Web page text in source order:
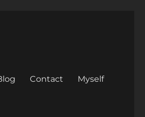
Contact Myself